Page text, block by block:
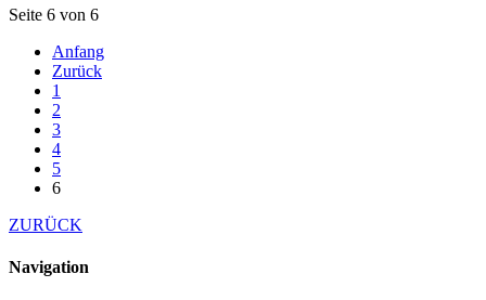
Seite 6 von 6
Anfang
Zurück
1
2
3
4
5
6
ZURÜCK
Navigation